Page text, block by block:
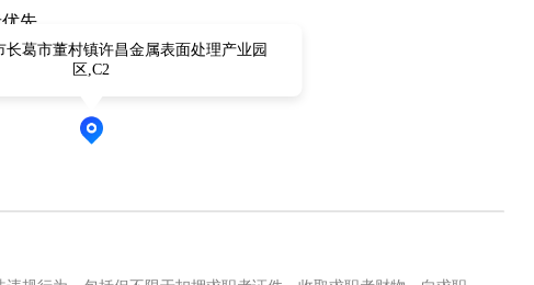
先。
长葛市董村镇许昌金属表面处理产业园
区,C2